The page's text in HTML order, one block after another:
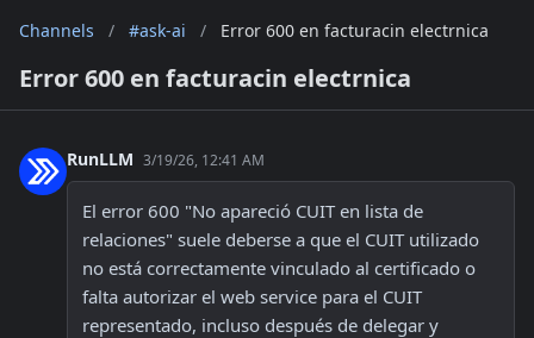
Channels / #ask-ai / Error 600 en facturacin electrnica
Error 600 en facturacin electrnica
RunLLM 3/19/26, 12:41 AM
El error 600 "No apareció CUIT en lista de
relaciones" suele deberse a que el CUIT utilizado
no está correctamente vinculado al certificado o
falta autorizar el web service para el CUIT
representado, incluso después de delegar y